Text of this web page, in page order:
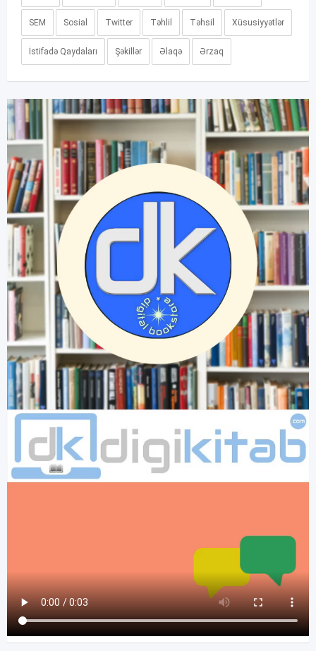
SEM Sosial Twitter Təhlil Təhsil Xüsusiyyətlər
İstifadə Qaydaları Şəkillər Əlaqə Ərzaq